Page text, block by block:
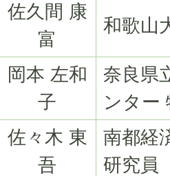
佐久間 康
富
和歌山
岡本 左和
子
奈良県
ンター
佐々木 東
吾
南都経
研究員